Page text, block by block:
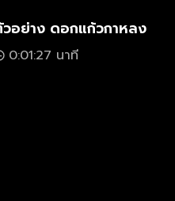
อย่าง ดอกแก้วกาหลง
0:01:27 นาที